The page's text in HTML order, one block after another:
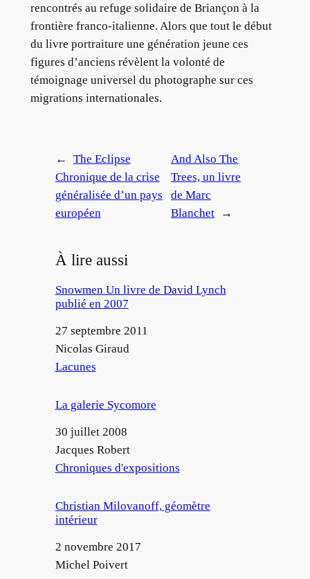
rencontrés au refuge solidaire de Briançon à la
frontière franco-italienne. Alors que tout le début
du livre portraiture une génération jeune ces
figures d’anciens révèlent la volonté de
témoignage universel du photographe sur ces
migrations internationales.
←
The Eclipse
Chronique de la crise
généralisée d’un pays
européen
And Also The
Trees, un livre
de Marc
Blanchet
→
À lire aussi
Snowmen Un livre de David Lynch
publié en 2007
Date
27 septembre 2011
Auteur
Nicolas Giraud
Par rapport à
Lacunes
La galerie Sycomore
Date
30 juillet 2008
Auteur
Jacques Robert
Par rapport à
Chroniques d'expositions
Christian Milovanoff, géomètre
intérieur
Date
2 novembre 2017
Auteur
Michel Poivert